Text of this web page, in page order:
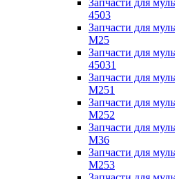
Запчасти для
4503
Запчасти для
M25
Запчасти для
45031
Запчасти для
M251
Запчасти для
M252
Запчасти для
M36
Запчасти для
M253